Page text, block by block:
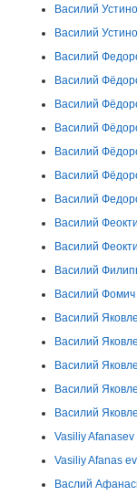
Василий
Василий
Василий
Василий
Василий
Василий
Василий
Василий
Василий
Василий
Василий
Василий
Василий
Василий
Василий
Василий
Василий
Василий
Vasiliy Afanasev
Vasiliy Afanas
Васлий